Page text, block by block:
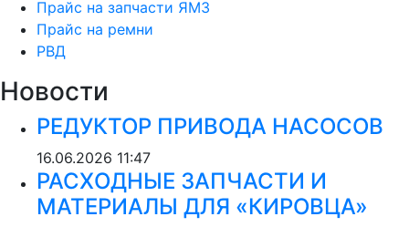
Прайс на запчасти ЯМЗ
Прайс на ремни
РВД
Новости
РЕДУКТОР ПРИВОДА НАСОСОВ
16.06.2026 11:47
РАСХОДНЫЕ ЗАПЧАСТИ И
МАТЕРИАЛЫ ДЛЯ «КИРОВЦА»